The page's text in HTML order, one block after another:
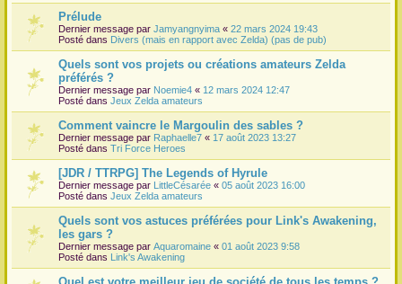
Prélude
Dernier message par Jamyangnyima « 22 mars 2024 19:43
Posté dans Divers (mais en rapport avec Zelda) (pas de pub)
Quels sont vos projets ou créations amateurs Zelda
préférés ?
Dernier message par Noemie4 « 12 mars 2024 12:47
Posté dans Jeux Zelda amateurs
Comment vaincre le Margoulin des sables ?
Dernier message par Raphaelle7 « 17 août 2023 13:27
Posté dans Tri Force Heroes
[JDR / TTRPG] The Legends of Hyrule
Dernier message par LittleCésarée « 05 août 2023 16:00
Posté dans Jeux Zelda amateurs
Quels sont vos astuces préférées pour Link's Awakening,
les gars ?
Dernier message par Aquaromaine « 01 août 2023 9:58
Posté dans Link's Awakening
Quel est votre meilleur jeu de société de tous les temps ?